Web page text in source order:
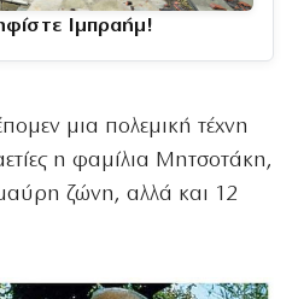
Ιμπραήμ!
μια πολεμική τέχνη
η φαμίλια Μητσοτάκη,
ζώνη, αλλά και 12